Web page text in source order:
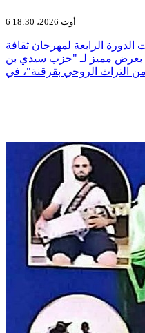
6 أوت 2026، 18:30
الدورة الرابعة لمهرجان ثقافة
، بعرض مميز لـ "حزب سيدي بن